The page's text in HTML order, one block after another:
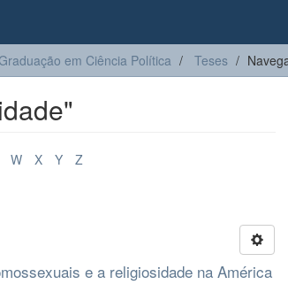
em Ciência Política Teses
W X Y Z
e a religiosidade na América